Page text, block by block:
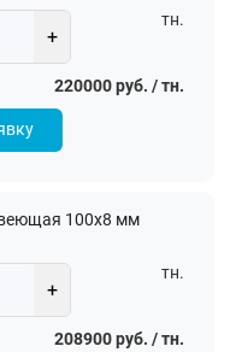
+
тн.
220000 руб. / тн.
100х8 мм
+
тн.
208900 руб. / тн.